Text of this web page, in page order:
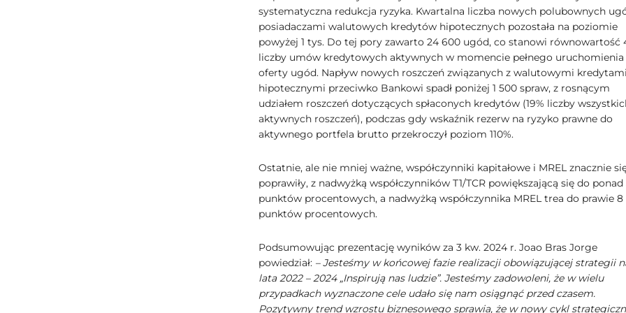
systematyczna redukcja ryzyka. Kwartalna liczba nowych polubownych
posiadaczami walutowych kredytów hipotecznych pozostała na poziomie
powyżej 1 tys. Do tej pory zawarto 24 600 ugód, co stanowi równowartość
liczby umów kredytowych aktywnych w momencie pełnego uruchomienia
oferty ugód. Napływ nowych roszczeń związanych z walutowymi kredytami
hipotecznymi przeciwko Bankowi spadł poniżej 1 500 spraw, z rosnącym
udziałem roszczeń dotyczących spłaconych kredytów (19% liczby
aktywnych roszczeń), podczas gdy wskaźnik rezerw na ryzyko prawne do
aktywnego portfela brutto przekroczył poziom 110%.
Ostatnie, ale nie mniej ważne, współczynniki kapitałowe i MREL znacznie
poprawiły, z nadwyżką współczynników T1/TCR powiększającą się do ponad
punktów procentowych, a nadwyżką współczynnika MREL trea do prawie 8
punktów procentowych.
Podsumowując prezentację wyników za 3 kw. 2024 r. Joao Bras Jorge
powiedział: – Jesteśmy w końcowej fazie realizacji obowiązującej strategii
lata 2022 – 2024 „Inspirują nas ludzie”. Jesteśmy zadowoleni, że w wielu
przypadkach wyznaczone cele udało się nam osiągnąć przed czasem.
Pozytywny trend wzrostu biznesowego sprawia, że w nowy cykl